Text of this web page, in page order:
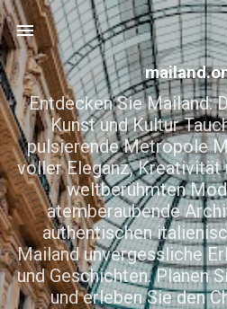
Direkt zum
Entdecken Sie Mailand:
Kunst und Kultur
pulsierende Metropole
voller Eleganz, Kreativität
weltberühmten
atemberaubende
authentischen
Mailand unvergessliche
und Geschichten. Planen
und erleben Sie den